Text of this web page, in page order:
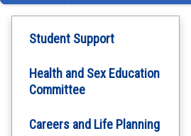
Student Support
Health and Sex Education
Committee
Careers and Life Planning